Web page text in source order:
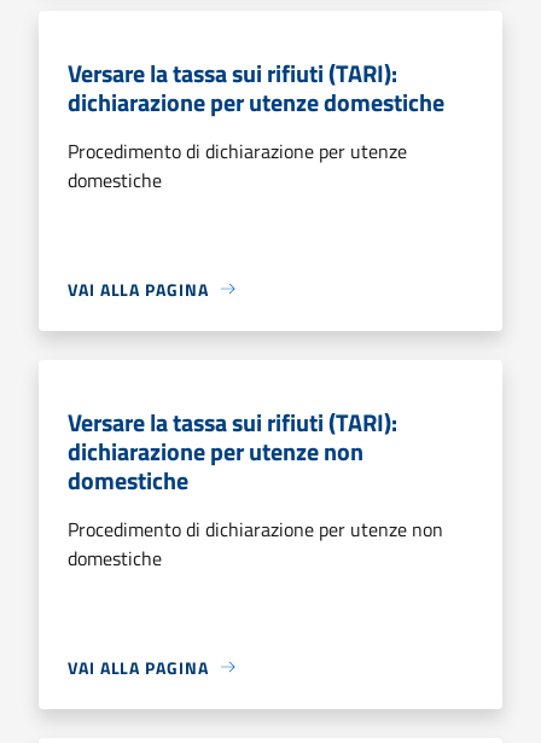
Versare la tassa sui rifiuti (TARI):
dichiarazione per utenze domestiche
Procedimento di dichiarazione per utenze
domestiche
VAI ALLA PAGINA
Versare la tassa sui rifiuti (TARI):
dichiarazione per utenze non
domestiche
Procedimento di dichiarazione per utenze non
domestiche
VAI ALLA PAGINA